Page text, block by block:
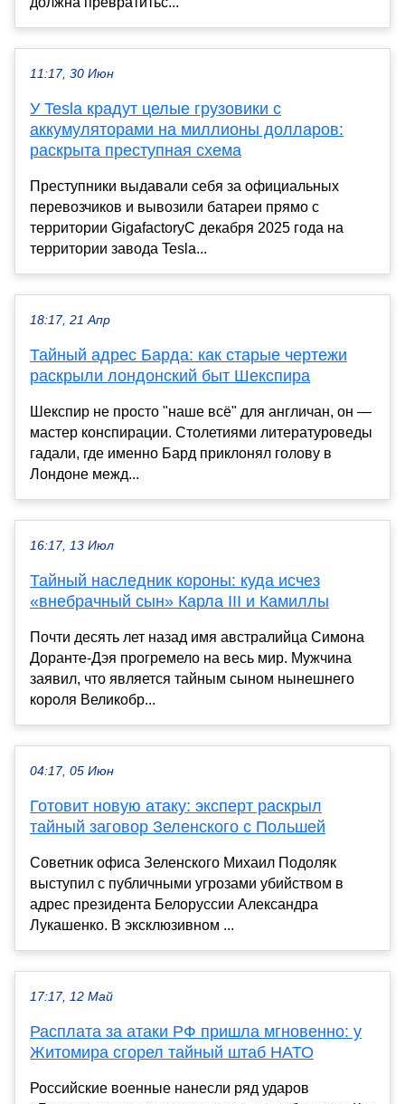
11:17, 30 Июн
У Tesla крадут целые грузовики с
аккумуляторами на миллионы долларов:
раскрыта преступная схема
Преступники выдавали себя за официальных
перевозчиков и вывозили батареи прямо с
территории GigafactoryС декабря 2025 года на
территории завода Tesla...
18:17, 21 Апр
Тайный адрес Барда: как старые чертежи
раскрыли лондонский быт Шекспира
Шекспир не просто "наше всё" для англичан, он —
мастер конспирации. Столетиями литературоведы
гадали, где именно Бард приклонял голову в
Лондоне межд...
16:17, 13 Июл
Тайный наследник короны: куда исчез
«внебрачный сын» Карла III и Камиллы
Почти десять лет назад имя австралийца Симона
Доранте-Дэя прогремело на весь мир. Мужчина
заявил, что является тайным сыном нынешнего
короля Великобр...
04:17, 05 Июн
Готовит новую атаку: эксперт раскрыл
тайный заговор Зеленского с Польшей
Советник офиса Зеленского Михаил Подоляк
выступил с публичными угрозами убийством в
адрес президента Белоруссии Александра
Лукашенко. В эксклюзивном ...
17:17, 12 Май
Расплата за атаки РФ пришла мгновенно: у
Житомира сгорел тайный штаб НАТО
Российские военные нанесли ряд ударов